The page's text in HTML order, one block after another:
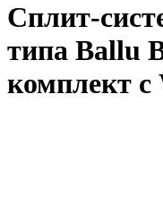
Сплит-
типа Ballu
комплект